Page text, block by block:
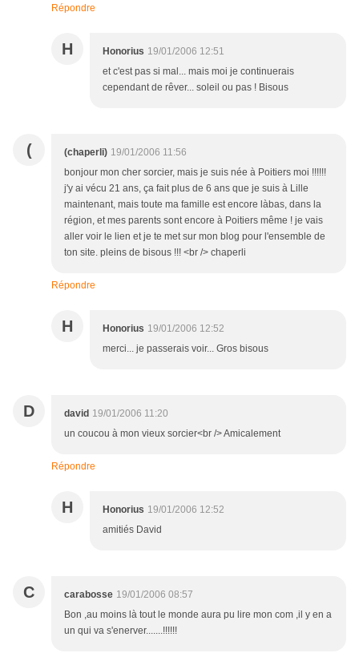
Répondre
H Honorius 19/01/2006 12:51
et c'est pas si mal... mais moi je continuerais
cependant de rêver... soleil ou pas ! Bisous
( (chaperli) 19/01/2006 11:56
bonjour mon cher sorcier, mais je suis née à Poitiers moi !!!!!!
j'y ai vécu 21 ans, ça fait plus de 6 ans que je suis à Lille
maintenant, mais toute ma famille est encore làbas, dans la
région, et mes parents sont encore à Poitiers même ! je vais
aller voir le lien et je te met sur mon blog pour l'ensemble de
ton site. pleins de bisous !!! <br /> chaperli
Répondre
H Honorius 19/01/2006 12:52
merci... je passerais voir... Gros bisous
D david 19/01/2006 11:20
un coucou à mon vieux sorcier<br /> Amicalement
Répondre
H Honorius 19/01/2006 12:52
amitiés David
C carabosse 19/01/2006 08:57
Bon ,au moins là tout le monde aura pu lire mon com ,il y en a
un qui va s'enerver.......!!!!!!